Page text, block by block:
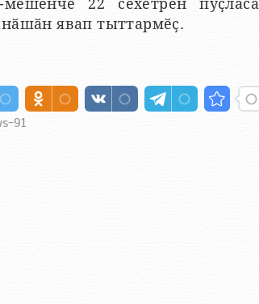
22 сехетрен пуҫласа
явап тыттармӗҫ.
91